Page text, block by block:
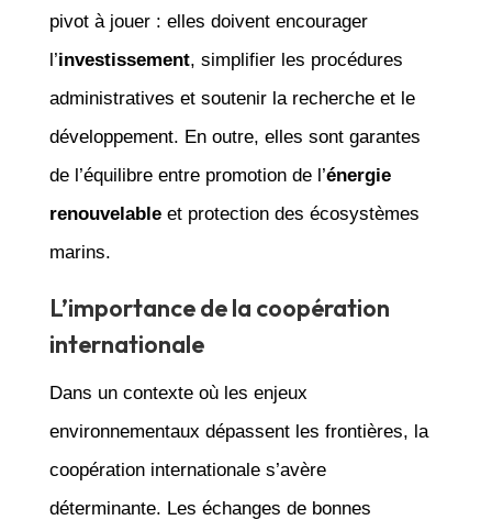
pivot à jouer : elles doivent encourager
l’investissement, simplifier les procédures
administratives et soutenir la recherche et le
développement. En outre, elles sont garantes
de l’équilibre entre promotion de l’énergie
renouvelableet protection des écosystèmes
marins.
L’importance de la coopération
internationale
Dans un contexte où les enjeux
environnementaux dépassent les frontières, la
coopération internationale s’avère
déterminante. Les échanges de bonnes